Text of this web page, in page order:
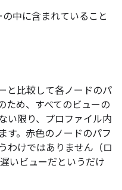
中に含まれていること
と比較して各ノードのパ
ため、すべてのビューの
い限り、プロファイル内
す。赤色のノードのパフ
わけではありません（ロ
いビューだというだけ